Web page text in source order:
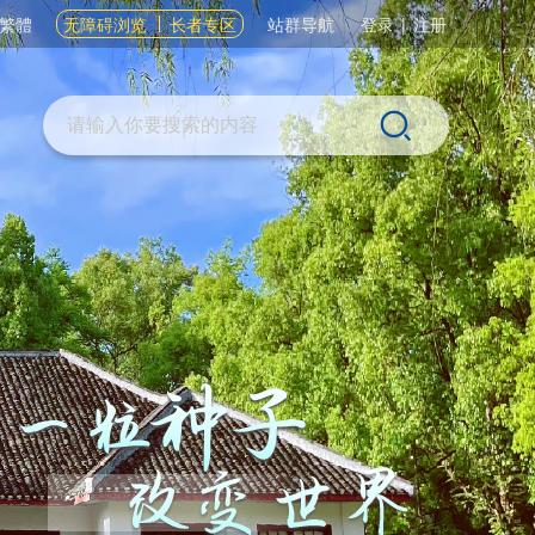
繁體 无障碍浏览 长者专区 站群导航 登录|注册